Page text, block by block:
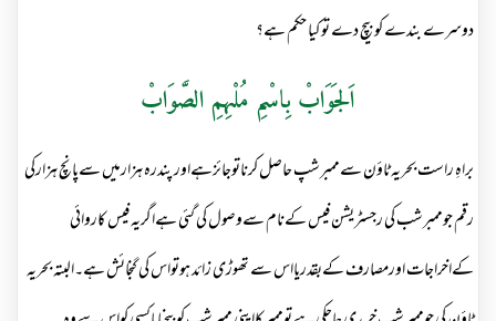
دوسرے بندے کو بیچ دے تو کیا حکم ہے؟
اَلجَوَابْ بِاسْمِ مُلْہِمِ الصَّوَابْ
براہِ راست بحریہ ٹاؤن سےممبرشپ حاصل کرناتوجائزہےاور پندرہ ہزارمیں سےپانچ ہزارکی
رقم جوممبرشب کی رجسٹریشن فیس کےنام سےوصول کی گئی ہےاگریہ فیس کاروائی
کےاخراجات اورمصارف کےبقدریااس سے تھوڑی زائد ہوتواس کی گنجائش ہے۔البتہ بحریہ